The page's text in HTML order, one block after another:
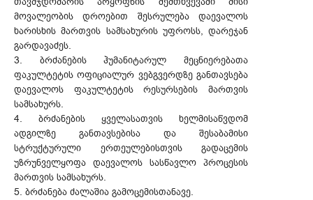
მოვალეობის დროებით შესრულება დაევალოს
ხარისხის მართვის სამსახურის უფროსს, დარეჯან
გარდავაძეს.
3. ბრძანების ჰუმანიტარულ მეცნიერებათა
ფაკულტეტის ოფიციალურ ვებგვერდზე განთავსება
დაევალოს ფაკულტეტის რესურსების მართვის
სამსახურს.
4. ბრძანების ყველასათვის ხელმისაწვდომ
ადგილზე განთავსებისა და შესაბამისი
სტრუქტურული ერთეულებისთვის გადაცემის
უზრუნველყოფა დაევალოს სასწავლო პროცესის
მართვის სამსახურს.
5. ბრძანება ძალაშია გამოცემისთანავე.